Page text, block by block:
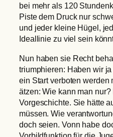
bei mehr als 120
Piste dem Druck nur
und jeder kleine Hügel,
Ideallinie zu viel sein
Nun haben sie Recht
triumphieren: Haben wir
ein Start verboten werden
ätzen: Wie kann man nur?
Vorgeschichte. Sie hätte
müssen. Wie
doch seien. Vonn habe